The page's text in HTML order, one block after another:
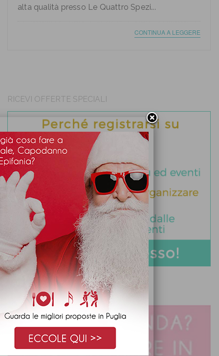
alta qualità presso Le Quattro Spezi...
CONTINUA A LEGGERE
RICEVI OFFERTE SPECIALI
DIVENTA PARTNER